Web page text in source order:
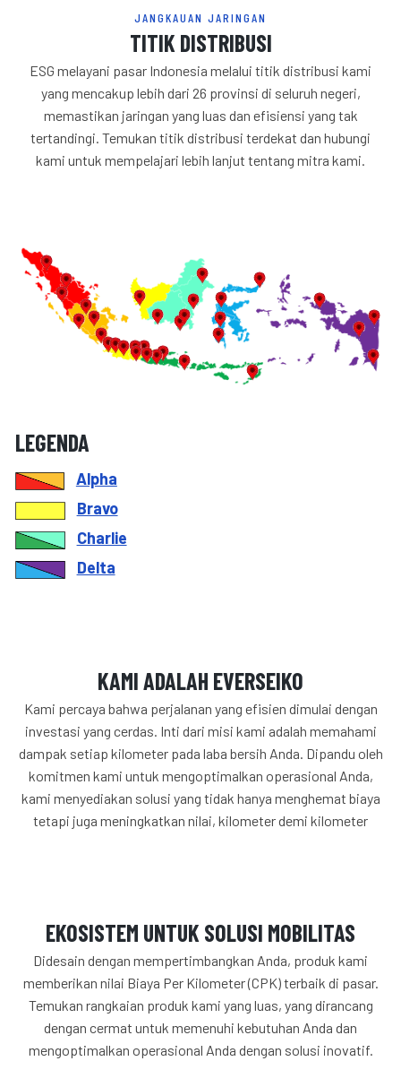
JANGKAUAN JARINGAN
TITIK DISTRIBUSI
ESG melayani pasar Indonesia melalui titik distribusi kami
yang mencakup lebih dari 26 provinsi di seluruh negeri,
memastikan jaringan yang luas dan efisiensi yang tak
tertandingi. Temukan titik distribusi terdekat dan hubungi
kami untuk mempelajari lebih lanjut tentang mitra kami.
LEGENDA
Alpha
Bravo
Charlie
Delta
KAMI ADALAH EVERSEIKO
Kami percaya bahwa perjalanan yang efisien dimulai dengan
investasi yang cerdas. Inti dari misi kami adalah memahami
dampak setiap kilometer pada laba bersih Anda. Dipandu oleh
komitmen kami untuk mengoptimalkan operasional Anda,
kami menyediakan solusi yang tidak hanya menghemat biaya
tetapi juga meningkatkan nilai, kilometer demi kilometer
EKOSISTEM UNTUK SOLUSI MOBILITAS
Didesain dengan mempertimbangkan Anda, produk kami
memberikan nilai Biaya Per Kilometer (CPK) terbaik di pasar.
Temukan rangkaian produk kami yang luas, yang dirancang
dengan cermat untuk memenuhi kebutuhan Anda dan
mengoptimalkan operasional Anda dengan solusi inovatif.